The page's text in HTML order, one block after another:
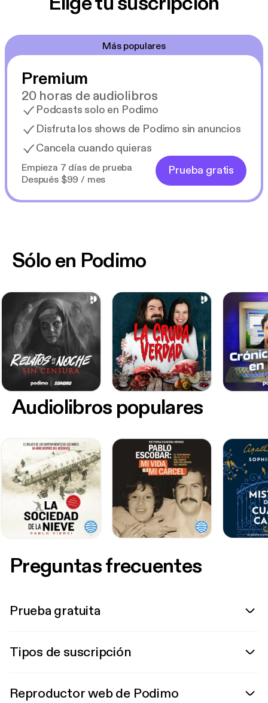
Más populares
Premium
20 horas de audiolibros
Podcasts solo en Podimo
Disfruta los shows de Podimo sin anuncios
Cancela cuando quieras
Empieza 7 días de prueba
Después $99 / mes
Prueba gratis
Sólo en Podimo
Audiolibros populares
Preguntas frecuentes
Prueba gratuita
Tipos de suscripción
Reproductor web de Podimo